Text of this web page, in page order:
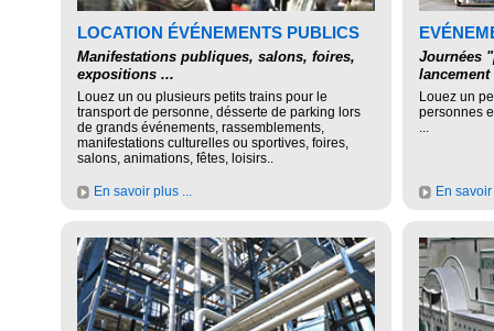
LOCATION ÉVÉNEMENTS PUBLICS
Manifestations publiques, salons, foires,
expositions ...
Louez un ou plusieurs petits trains pour le
transport de personne, désserte de parking lors
de grands événements, rassemblements,
manifestations culturelles ou sportives, foires,
salons, animations, fêtes, loisirs..
En savoir plus ...
Journées
Louez un
personnes
...
En